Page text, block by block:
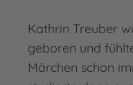
Kathrin Treuber
geboren und
Märchen schon